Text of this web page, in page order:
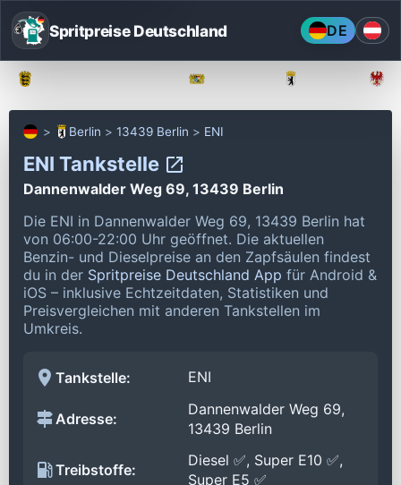
Spritpreise Deutschland DE
Berlin 13439 Berlin ENI
ENI Tankstelle
Dannenwalder Weg 69, 13439 Berlin
Die ENI in Dannenwalder Weg 69, 13439 Berlin hat
von 06:00-22:00 Uhr geöffnet. Die aktuellen
Benzin- und Dieselpreise an den Zapfsäulen findest
du in der Spritpreise Deutschland App für Android &
iOS – inklusive Echtzeitdaten, Statistiken und
Preisvergleichen mit anderen Tankstellen im
Umkreis.
Tankstelle: ENI
Adresse:
Dannenwalder Weg 69,
13439 Berlin
Treibstoffe:
Diesel ✅, Super E10 ✅,
Super E5 ✅